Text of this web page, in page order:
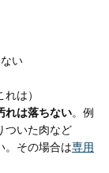
い
は）
れは落ちない。例
ついた肉など
。その場合は専用